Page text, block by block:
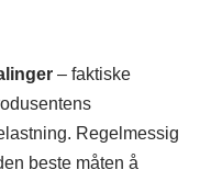
– faktiske
Regelmessig
beste måten å